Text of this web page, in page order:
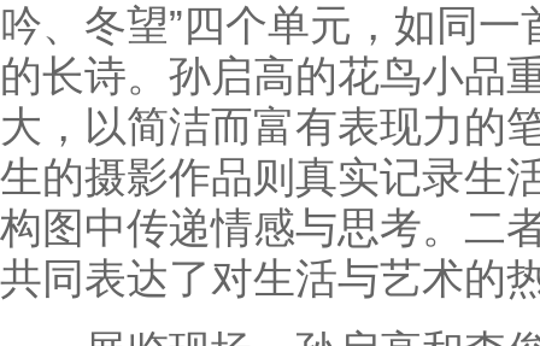
吟、冬望”四个单元，如同
的长诗。孙启高的花鸟小品
大，以简洁而富有表现力的
生的摄影作品则真实记录生
构图中传递情感与思考。二
共同表达了对生活与艺术的